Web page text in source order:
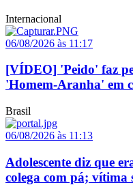
Internacional
06/08/2026 às 11:17
[VÍDEO] 'Peido' faz
'Homem-Aranha' em
Brasil
06/08/2026 às 11:13
Adolescente diz que
colega com pá; vítima